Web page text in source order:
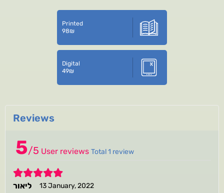
Printed
98₪
Digital
49₪
Reviews
5/5 User reviews Total 1 review
5
ליאור
13 January, 2022